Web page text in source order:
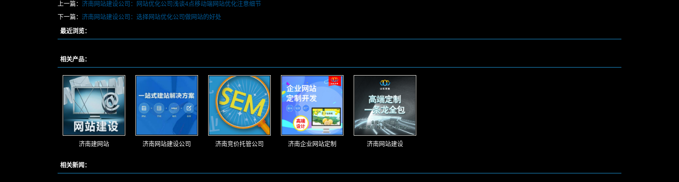
上一篇： 济南网站建设公司：网站优化公司浅谈4点移动端网站优化注意细节
下一篇： 济南网站建设公司：选择网站优化公司做网站的好处
最近浏览：
相关产品：
济南建网站 济南网站建设公司 济南竞价托管公司 济南企业网站定制 济南网站建设
相关新闻：